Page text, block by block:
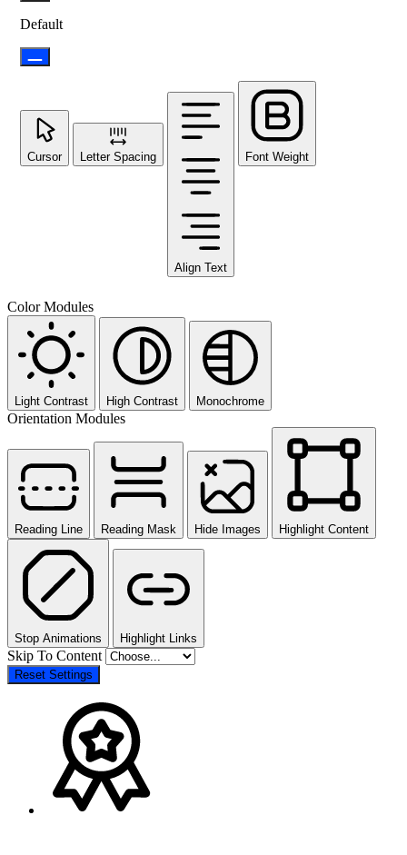
Default
Cursor Letter Spacing
Align Text
Font Weight
Color Modules
Light Contrast High Contrast Monochrome
Orientation Modules
Reading Line Reading Mask Hide Images Highlight Content
Stop Animations Highlight Links
Skip To Content
Reset Settings